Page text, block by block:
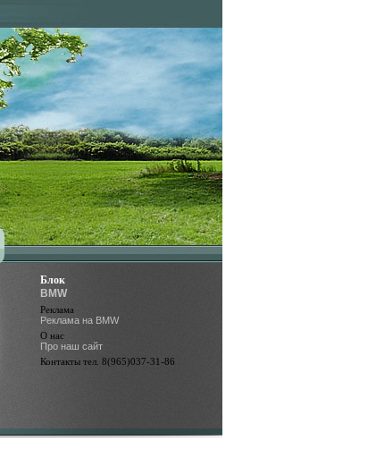
Блок
BMW
Реклама
Реклама на BMW
О нас
Про наш сайт
Контакты тел. 8(965)037-31-86